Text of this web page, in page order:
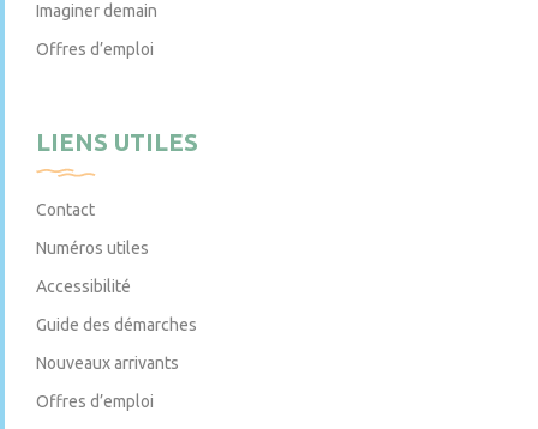
Imaginer demain
Offres d’emploi
LIENS UTILES
Contact
Numéros utiles
Accessibilité
Guide des démarches
Nouveaux arrivants
Offres d’emploi